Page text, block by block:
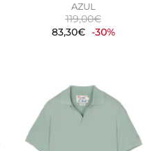
AZUL
119,00€
83,30€ -30%